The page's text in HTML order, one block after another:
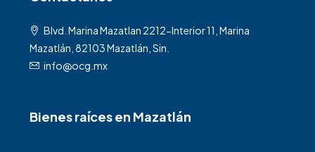
Blvd. Marina Mazatlan 2212-Interior 11, Marina
Mazatlán, 82103 Mazatlán, Sin.
info@ocg.mx
Bienes raíces en Mazatlán